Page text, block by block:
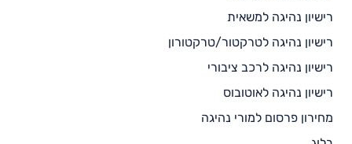
רישיון נהיגה למשאית
רישיון נהיגה לטרקטור/טרקטורון
רישיון נהיגה לרכב ציבורי
רישיון נהיגה לאוטובוס
מחירון פרסום למורי נהיגה